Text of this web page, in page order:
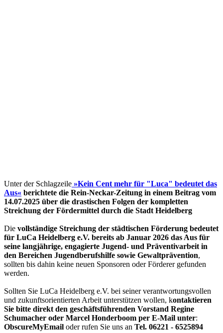
Unter der Schlagzeile »Kein Cent mehr für "Luca" bedeutet das
Aus« berichtete die Rein-Neckar-Zeitung in einem Beitrag vom
14.07.2025 über die drastischen Folgen der kompletten
Streichung der Fördermittel durch die Stadt Heidelberg
Die vollständige Streichung der städtischen Förderung bedeutet
für LuCa Heidelberg e.V. bereits ab Januar 2026 das Aus für
seine langjährige, engagierte Jugend- und Präventivarbeit in
den Bereichen Jugendberufshilfe sowie Gewaltprävention,
sollten bis dahin keine neuen Sponsoren oder Förderer gefunden
werden.
Sollten Sie LuCa Heidelberg e.V. bei seiner verantwortungsvollen
und zukunftsorientierten Arbeit unterstützen wollen, kontaktieren
Sie bitte direkt den geschäftsführenden Vorstand Regine
Schumacher oder Marcel Honderboom per E-Mail unter:
ObscureMyEmail oder rufen Sie uns an Tel. 06221 - 6525894